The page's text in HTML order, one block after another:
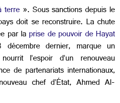
terre». Sous sanctions depuis le
doit se reconstruire. La chute
par laprise de pouvoir de Hayat
dernier, marque un
l’espoir d’un renouveau
de partenariats internationaux,
chef d’État, Ahmed Al-